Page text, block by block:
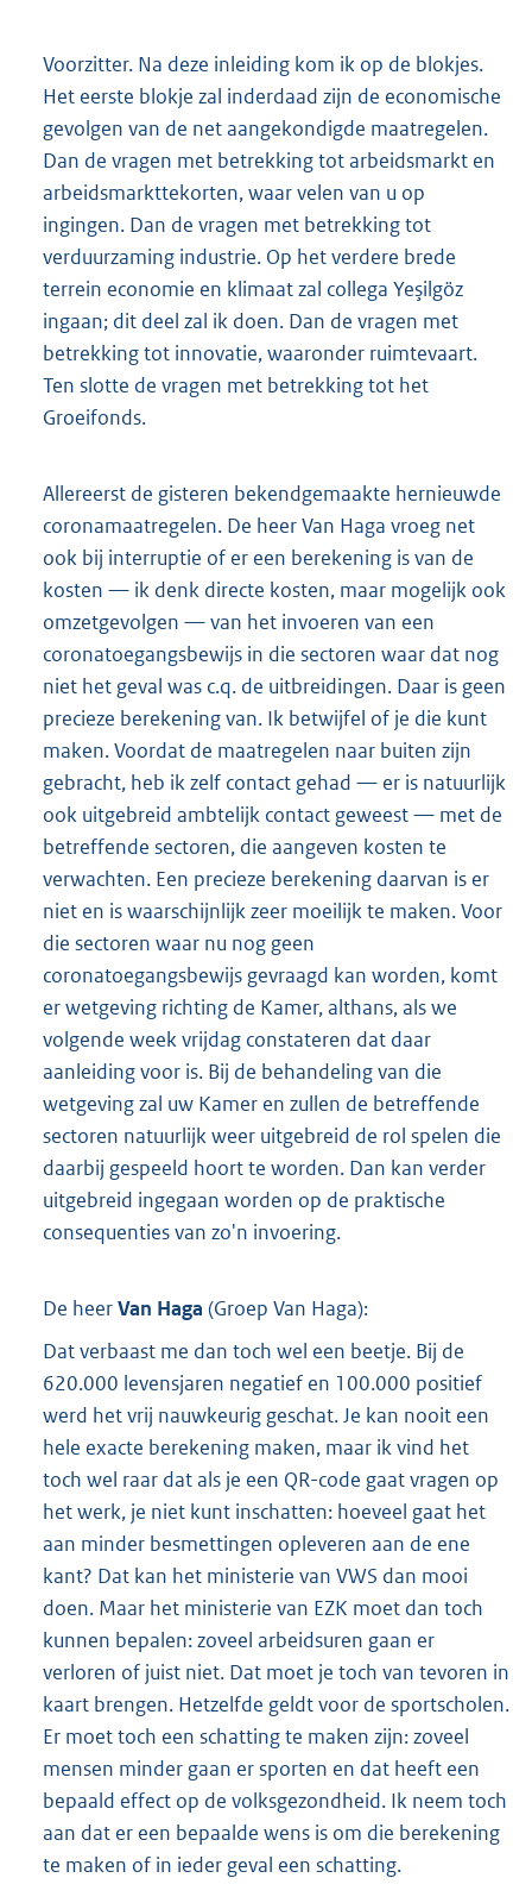
Voorzitter. Na deze inleiding kom ik op de blokjes.
Het eerste blokje zal inderdaad zijn de economische
gevolgen van de net aangekondigde maatregelen.
Dan de vragen met betrekking tot arbeidsmarkt en
arbeidsmarkttekorten, waar velen van u op
ingingen. Dan de vragen met betrekking tot
verduurzaming industrie. Op het verdere brede
terrein economie en klimaat zal collega Yeşilgöz
ingaan; dit deel zal ik doen. Dan de vragen met
betrekking tot innovatie, waaronder ruimtevaart.
Ten slotte de vragen met betrekking tot het
Groeifonds.
Allereerst de gisteren bekendgemaakte hernieuwde
coronamaatregelen. De heer Van Haga vroeg net
ook bij interruptie of er een berekening is van de
kosten — ik denk directe kosten, maar mogelijk ook
omzetgevolgen — van het invoeren van een
coronatoegangsbewijs in die sectoren waar dat nog
niet het geval was c.q. de uitbreidingen. Daar is geen
precieze berekening van. Ik betwijfel of je die kunt
maken. Voordat de maatregelen naar buiten zijn
gebracht, heb ik zelf contact gehad — er is natuurlijk
ook uitgebreid ambtelijk contact geweest — met de
betreffende sectoren, die aangeven kosten te
verwachten. Een precieze berekening daarvan is er
niet en is waarschijnlijk zeer moeilijk te maken. Voor
die sectoren waar nu nog geen
coronatoegangsbewijs gevraagd kan worden, komt
er wetgeving richting de Kamer, althans, als we
volgende week vrijdag constateren dat daar
aanleiding voor is. Bij de behandeling van die
wetgeving zal uw Kamer en zullen de betreffende
sectoren natuurlijk weer uitgebreid de rol spelen die
daarbij gespeeld hoort te worden. Dan kan verder
uitgebreid ingegaan worden op de praktische
consequenties van zo'n invoering.
De heerVan Haga (Groep Van Haga):
Dat verbaast me dan toch wel een beetje. Bij de
620.000 levensjaren negatief en 100.000 positief
werd het vrij nauwkeurig geschat. Je kan nooit een
hele exacte berekening maken, maar ik vind het
toch wel raar dat als je een QR-code gaat vragen op
het werk, je niet kunt inschatten: hoeveel gaat het
aan minder besmettingen opleveren aan de ene
kant? Dat kan het ministerie van VWS dan mooi
doen. Maar het ministerie van EZK moet dan toch
kunnen bepalen: zoveel arbeidsuren gaan er
verloren of juist niet. Dat moet je toch van tevoren in
kaart brengen. Hetzelfde geldt voor de sportscholen.
Er moet toch een schatting te maken zijn: zoveel
mensen minder gaan er sporten en dat heeft een
bepaald effect op de volksgezondheid. Ik neem toch
aan dat er een bepaalde wens is om die berekening
te maken of in ieder geval een schatting.